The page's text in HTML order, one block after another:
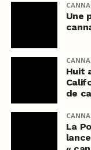
Une
Huit
de
La